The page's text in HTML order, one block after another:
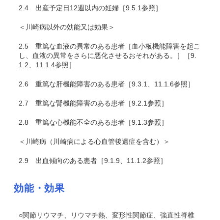
2.4 出産予定日12週以内の妊婦［9.5.1参照］
＜川崎病以外の効能又は効果＞
2.5 重篤な血液の異常のある患者［血小板機能障害を起こ
し、血液の異常をさらに悪化させるおそれがある。］［9.
1.2、11.1.4参照］
2.6 重篤な肝機能障害のある患者［9.3.1、11.1.6参照］
2.7 重篤な腎機能障害のある患者［9.2.1参照］
2.8 重篤な心機能不全のある患者［9.1.3参照］
＜川崎病（川崎病による心血管後遺症を含む）＞
2.9 出血傾向のある患者［9.1.9、11.1.2参照］
効能・効果
○関節リウマチ、リウマチ熱、変形性関節症、強直性脊椎